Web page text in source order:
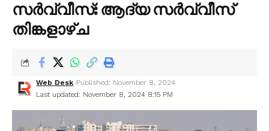
സർവ്വീസ്: ആദ്യ സർവ്വീസ്
തിങ്കളാഴ്ച
Last updated: November 8, 2024 8:15 PM
Web Desk Published: November 8, 2024